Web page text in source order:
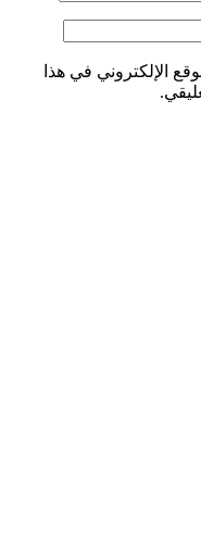
الإلكتروني في هذا